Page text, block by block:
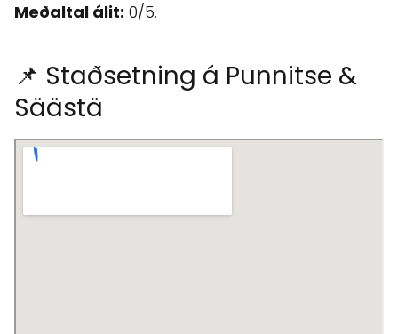
Meðaltal álit: 0/5.
📌 Staðsetning á Punnitse &
Säästä